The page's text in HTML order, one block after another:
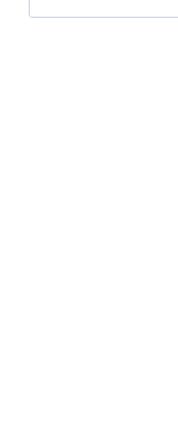
for: